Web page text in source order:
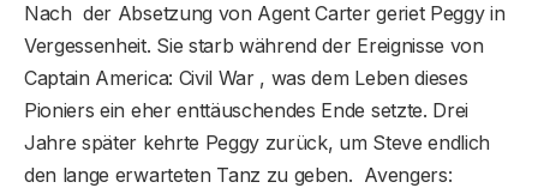
Nach der Absetzung von Agent Carter geriet Peggy in
Vergessenheit. Sie starb während der Ereignisse von
Captain America: Civil War , was dem Leben dieses
Pioniers ein eher enttäuschendes Ende setzte. Drei
Jahre später kehrte Peggy zurück, um Steve endlich
den lange erwarteten Tanz zu geben. Avengers: